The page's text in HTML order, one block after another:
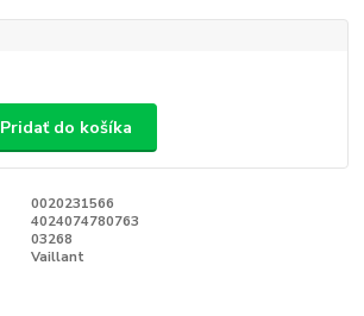
Pridať do košíka
0020231566
4024074780763
03268
Vaillant